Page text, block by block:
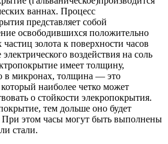
ваннах. Процесс
представляет собой
освободившихся положительно
золота к поверхности часов
электрического воздействия на соль
имеет толщину,
в микронах, толщина — это
который наиболее четко может
о стойкости элекропокрытия.
тем дольше оно будет
При этом часы могут быть выполнены
стали.